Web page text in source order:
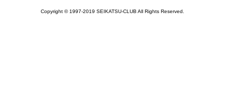
Copyright © 1997-2019 SEIKATSU-CLUB All Rights Reserved.